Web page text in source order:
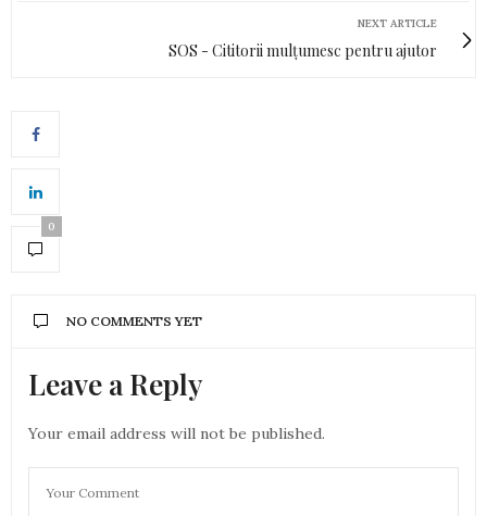
NEXT ARTICLE
SOS - Cititorii mulțumesc pentru ajutor
0
NO COMMENTS YET
Leave a Reply
Your email address will not be published.